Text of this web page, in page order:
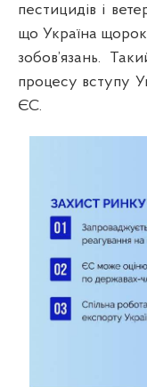
пестицидів і
що Україна
зобов’язань.
процесу вступу
ЄС.